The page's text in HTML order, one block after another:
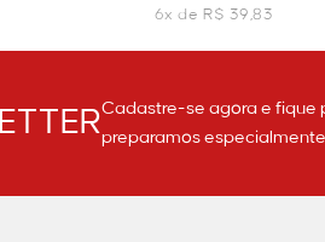
6x de R$ 39,83
Cadastre-se agora e fique
preparamos